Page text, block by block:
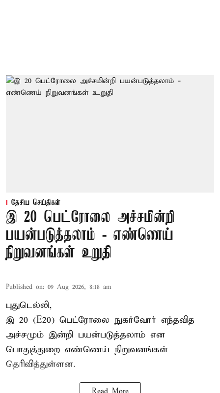
தேசிய செய்திகள்
இ 20 பெட்ரோலை அச்சமின்றி
பயன்படுத்தலாம் - எண்ணெய்
நிறுவனங்கள் உறுதி
Published on: 09 Aug 2026, 8:18 am
புதுடெல்லி,
இ 20 (E20) பெட்ரோலை நுகர்வோர் எந்தவித
அச்சமும் இன்றி பயன்படுத்தலாம் என
பொதுத்துறை எண்ணெய் நிறுவனங்கள்
தெரிவித்துள்ளன.